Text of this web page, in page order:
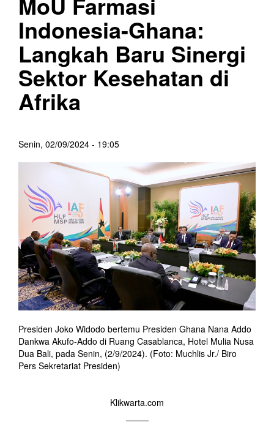
Indonesia-Ghana:
Langkah Baru Sinergi
Sektor Kesehatan di
Afrika
Senin, 02/09/2024 - 19:05
Presiden Joko Widodo bertemu Presiden Ghana Nana Addo
Dankwa Akufo-Addo di Ruang Casablanca, Hotel Mulia Nusa
Dua Bali, pada Senin, (2/9/2024). (Foto: Muchlis Jr./ Biro
Pers Sekretariat Presiden)
Klikwarta.com